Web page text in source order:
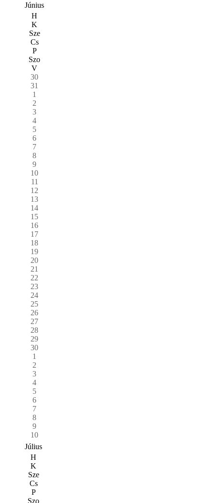
Június
H
K
Sze
Cs
P
Szo
V
30
31
1
2
3
4
5
6
7
8
9
10
11
12
13
14
15
16
17
18
19
20
21
22
23
24
25
26
27
28
29
30
1
2
3
4
5
6
7
8
9
10
Július
H
K
Sze
Cs
P
Szo